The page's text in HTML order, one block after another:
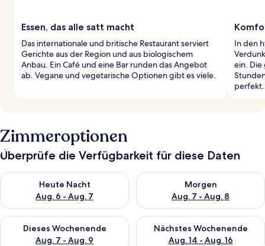
Essen, das alle satt macht
Das internationale und britische Restaurant serviert
Gerichte aus der Region und aus biologischem
Anbau. Ein Café und eine Bar runden das Angebot
ab. Vegane und vegetarische Optionen gibt es viele.
In den
ein. Die
perfekt.
Zimmeroptionen
Überprüfe die Verfügbarkeit für diese Daten
Heute Nacht
Aug. 6 - Aug. 7
Überprüfe die Verfügbarkeit für heute Nacht, Aug. 6 - Aug. 7.
Morgen
Aug. 7 - Aug. 8
Überprüfe die Verfügbarkeit
Dieses Wochenende
Aug. 7 - Aug. 9
Überprüfe die Verfügbarkeit für dieses Wochenende, Aug. 7
Nächstes Wochenende
Aug. 14 - Aug. 16
Überprüfe die Verfügbarkeit